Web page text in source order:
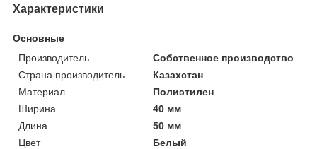
Характеристики
Основные
Производитель
Собственное производство
Страна производитель
Казахстан
Материал
Полиэтилен
Ширина
40 мм
Длина
50 мм
Цвет
Белый